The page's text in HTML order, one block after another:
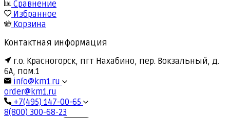
Сравнение
Избранное
Корзина
Контактная информация
г.о. Красногорск, пгт Нахабино, пер. Вокзальный, д.
6А, пом.1
info@km1.ru
order@km1.ru
+7(495) 147-00-65
8(800) 300-68-23